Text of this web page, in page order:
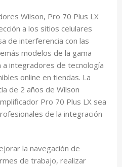
Wilson, Pro 70 Plus LX
a los sitios celulares
de interferencia con las
modelos de la gama
integradores de tecnología
online en tiendas. La
de 2 años de Wilson
Pro 70 Plus LX sea
de la integración
la navegación de
de trabajo, realizar